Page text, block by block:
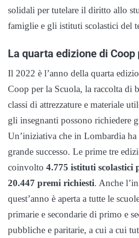
solidali per tutelare il diritto allo
famiglie e gli istituti scolastici del
La quarta edizione di Coop
Il 2022 è l’anno della quarta
Coop per la Scuola, la raccolta di
classi di attrezzature e materiale
gli insegnanti possono richiedere
Un’iniziativa che in Lombardia ha
grande successo. Le prime tre
coinvolto 4.775 istituti scolastici
20.447 premi richiesti. Anche
quest’anno è aperta a tutte le
primarie e secondarie di primo e
pubbliche e paritarie, a cui a cui